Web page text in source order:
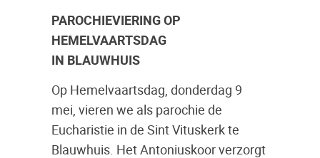
PAROCHIEVIERING OP
HEMELVAARTSDAG
IN BLAUWHUIS
Op Hemelvaartsdag, donderdag 9
mei, vieren we als parochie de
Eucharistie in de Sint Vituskerk te
Blauwhuis. Het Antoniuskoor verzorgt